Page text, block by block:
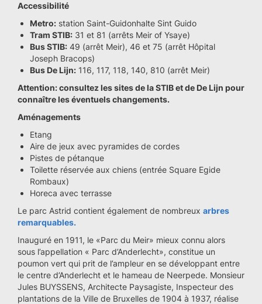
Accessibilité
Metro: station Saint-Guidonhalte Sint Guido
Tram STIB: 31 et 81 (arrêts Meir of Ysaye)
Bus STIB: 49 (arrêt Meir), 46 et 75 (arrêt Hôpital
Joseph Bracops)
Bus De Lijn: 116, 117, 118, 140, 810 (arrêt Meir)
Attention: consultez les sites de la STIB et de De Lijn pour
connaître les éventuels changements.
Aménagements
Etang
Aire de jeux avec pyramides de cordes
Pistes de pétanque
Toilette réservée aux chiens (entrée Square Egide
Rombaux)
Horeca avec terrasse
Le parc Astrid contient également de nombreux arbres
remarquables.
Inauguré en 1911, le «Parc du Meir» mieux connu alors
sous l’appellation « Parc d’Anderlecht», constitue un
poumon vert qui prit de l’ampleur en se développant entre
le centre d’Anderlecht et le hameau de Neerpede. Monsieur
Jules BUYSSENS, Architecte Paysagiste, Inspecteur des
plantations de la Ville de Bruxelles de 1904 à 1937, réalise